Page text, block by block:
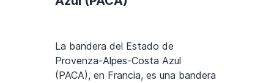
La bandera del Estado de
Provenza-Alpes-Costa Azul
(PACA), en Francia, es una bandera